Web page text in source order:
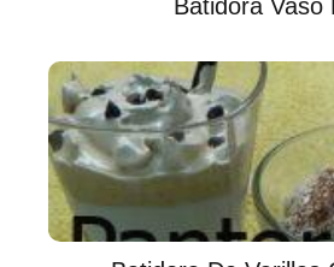
Batidora Vaso